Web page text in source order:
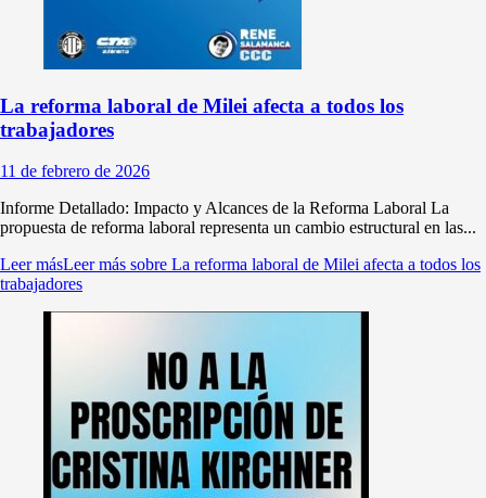
La reforma laboral de Milei afecta a todos los
trabajadores
11 de febrero de 2026
Informe Detallado: Impacto y Alcances de la Reforma Laboral La
propuesta de reforma laboral representa un cambio estructural en las...
Leer másLeer más sobre La reforma laboral de Milei afecta a todos los
trabajadores